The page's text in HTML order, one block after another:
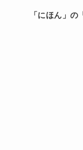
「にほん」